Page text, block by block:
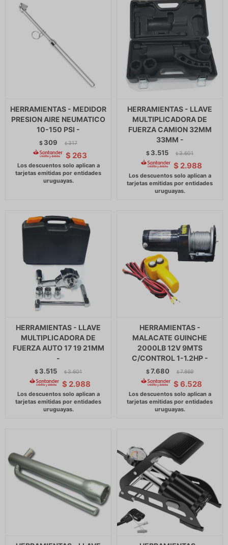
HERRAMIENTAS - MEDIDOR
PRESION AIRE NEUMATICO
10-150 PSI -
$ 309 $ 317
$ 263
HERRAMIENTAS - LLAVE
MULTIPLICADORA DE
FUERZA CAMION 32MM
33MM -
$ 3.515 $ 3.601
$ 2.988
HERRAMIENTAS - LLAVE
MULTIPLICADORA DE
FUERZA AUTO 17 19 21MM
-
$ 3.515 $ 3.601
$ 2.988
HERRAMIENTAS -
MALACATE GUINCHE
2000LB 12V 9MTS
C/CONTROL 1-1.2HP -
$7.680 $ 7.869
$ 6.528